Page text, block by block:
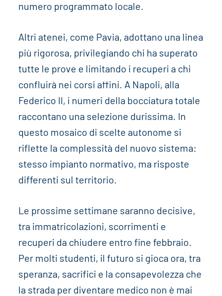
numero programmato locale.
Altri atenei, come Pavia, adottano una linea
più rigorosa, privilegiando chi ha superato
tutte le prove e limitando i recuperi a chi
confluirà nei corsi affini. A Napoli, alla
Federico II, i numeri della bocciatura totale
raccontano una selezione durissima. In
questo mosaico di scelte autonome si
riflette la complessità del nuovo sistema:
stesso impianto normativo, ma risposte
differenti sul territorio.
Le prossime settimane saranno decisive,
tra immatricolazioni, scorrimenti e
recuperi da chiudere entro fine febbraio.
Per molti studenti, il futuro si gioca ora, tra
speranza, sacrifici e la consapevolezza che
la strada per diventare medico non è mai